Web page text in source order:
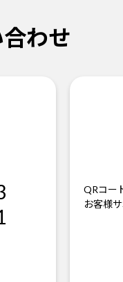
わせ
QRコー
お客様